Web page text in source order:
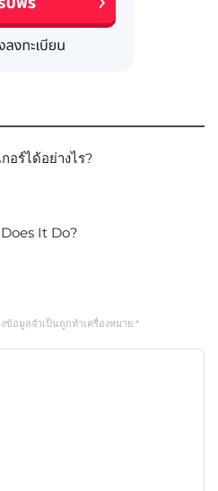
อร์ได้อย่างไร?
It Do?
ข้อมูลจำเป็นถูกทำเครื่องหมาย *